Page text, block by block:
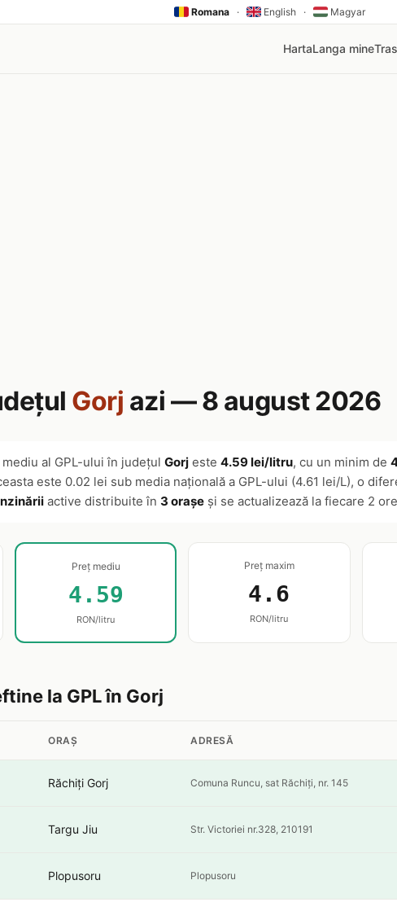
Romana · English · Magyar
HartaLanga mine
Gorj azi — 8 august 2026
al GPL-ului în județul Gorj este 4.59 lei/litru, cu un minim de
este 0.02 lei sub media națională a GPL-ului (4.61 lei/L), o
active distribuite în 3 orașe și se actualizează la fiecare 2
Preț mediu
4.59
RON/litru
Preț maxim
4.6
RON/litru
la GPL în Gorj
ORAȘ ADRESĂ
Răchiți Gorj Comuna Runcu, sat Răchiți, nr. 145
Targu Jiu Str. Victoriei nr.328, 210191
Plopusoru Plopusoru